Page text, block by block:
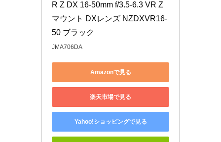
R Z DX 16-50mm f/3.5-6.3 VR Z
マウント DXレンズ NZDXVR16-
50 ブラック
JMA706DA
Amazonで見る
楽天市場で見る
Yahoo!ショッピングで見る